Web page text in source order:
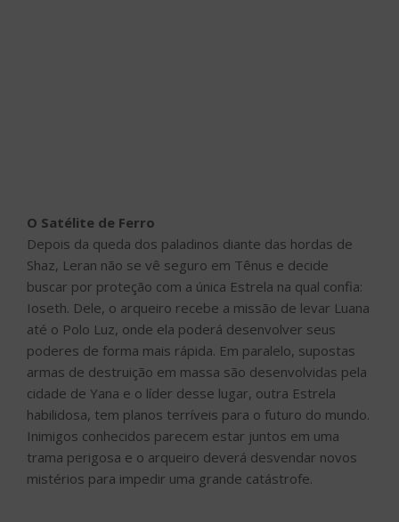
O Satélite de Ferro
Depois da queda dos paladinos diante das hordas de
Shaz, Leran não se vê seguro em Tênus e decide
buscar por proteção com a única Estrela na qual confia:
Ioseth. Dele, o arqueiro recebe a missão de levar Luana
até o Polo Luz, onde ela poderá desenvolver seus
poderes de forma mais rápida. Em paralelo, supostas
armas de destruição em massa são desenvolvidas pela
cidade de Yana e o líder desse lugar, outra Estrela
habilidosa, tem planos terríveis para o futuro do mundo.
Inimigos conhecidos parecem estar juntos em uma
trama perigosa e o arqueiro deverá desvendar novos
mistérios para impedir uma grande catástrofe.